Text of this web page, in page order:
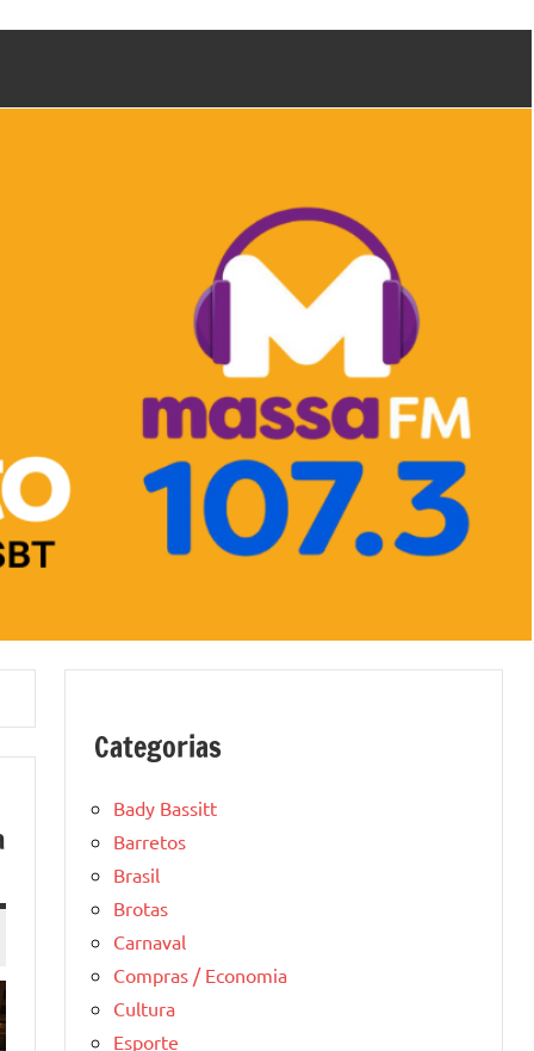
Categorias
Bady Bassitt
Barretos
Brasil
Brotas
Carnaval
Compras / Economia
Cultura
Esporte